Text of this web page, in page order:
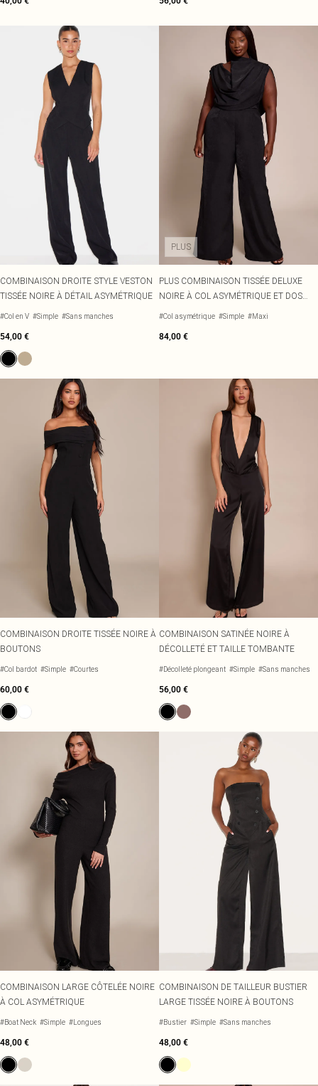
COMBINAISON DROITE STYLE VESTON
TISSÉE NOIRE À DÉTAIL ASYMÉTRIQUE
#Col en V #Simple #Sans manches
54,00 €
PLUS
PLUS COMBINAISON TISSÉE DELUXE
NOIRE À COL ASYMÉTRIQUE ET DOS
BÉNITIER
#Col asymétrique #Simple #Maxi
84,00 €
COMBINAISON DROITE TISSÉE NOIRE À
BOUTONS
#Col bardot #Simple #Courtes
60,00 €
COMBINAISON SATINÉE NOIRE À
DÉCOLLETÉ ET TAILLE TOMBANTE
#Décolleté plongeant #Simple #Sans manches
56,00 €
COMBINAISON LARGE CÔTELÉE NOIRE
À COL ASYMÉTRIQUE
#Boat Neck #Simple #Longues
48,00 €
COMBINAISON DE TAILLEUR BUSTIER
LARGE TISSÉE NOIRE À BOUTONS
#Bustier #Simple #Sans manches
48,00 €